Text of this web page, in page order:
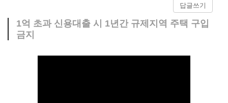
답글쓰기
1억 초과 신용대출 시 1년간 규제지역 주택 구입
금지